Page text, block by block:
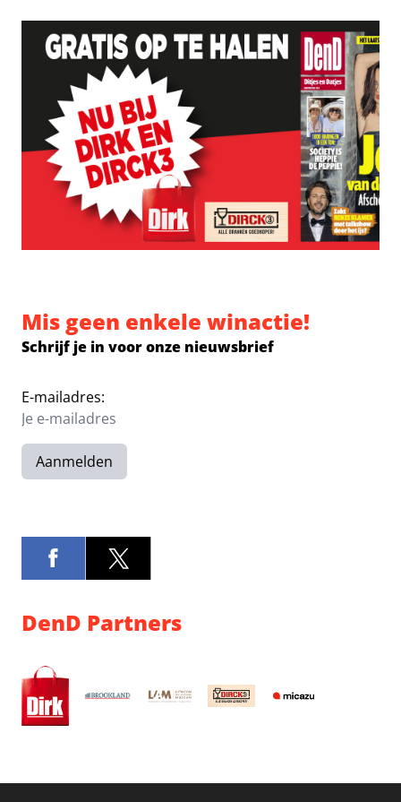
Mis geen enkele winactie!
Schrijf je in voor onze nieuwsbrief
E-mailadres:
Aanmelden
DenD Partners